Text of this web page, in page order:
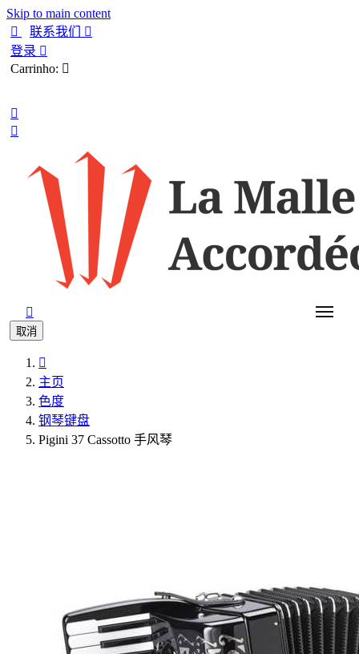
Skip to main content

联系我们

登录 
Carrinho: 



取消

主页
色度
钢琴键盘
Pigini 37 Cassotto 手风琴